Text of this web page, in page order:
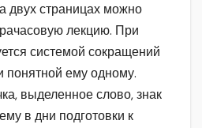
двух страницах можно
лекцию. При
системой сокращений
понятной ему одному.
выделенное слово, знак
в дни подготовки к